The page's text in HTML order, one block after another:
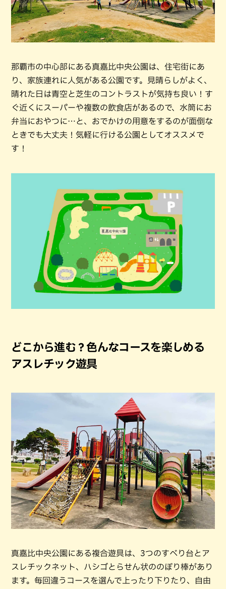
那覇市の中心部にある真嘉比中央公園は、住宅街にあ
り、家族連れに人気がある公園です。見晴らしがよく、
晴れた日は青空と芝生のコントラストが気持ち良い！す
ぐ近くにスーパーや複数の飲食店があるので、水筒にお
弁当におやつに…と、おでかけの用意をするのが面倒な
ときでも大丈夫！気軽に行ける公園としてオススメで
す！
どこから進む？色んなコースを楽しめる
アスレチック遊具
真嘉比中央公園にある複合遊具は、3つのすべり台とア
スレチックネット、ハシゴとらせん状ののぼり棒があり
ます。毎回違うコースを選んで上ったり下りたり、自由